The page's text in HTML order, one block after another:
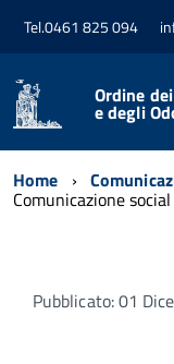
Tel.0461 825 094
Ordine
e degli
Home
Comunicazione social
Pubblicato: 01